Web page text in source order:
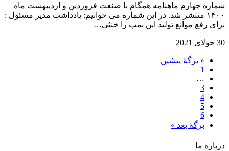
شماره چهارم ماهنامه همگام با صنعت فروردین و اردیبهشت ماه
۱۴۰۰ منتشر شد. در این شماره می خوانیم: یادداشت مدیر مسئول :
برای رفع موانع تولید این بمب را خنثی…
30 جولای 2021
« برگه‌ٔ پیشین
1
…
3
4
5
6
برگهٔ بعد »
درباره ما